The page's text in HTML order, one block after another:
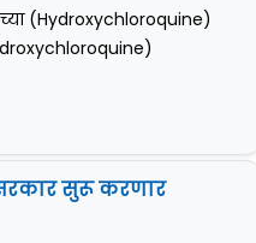
(Hydroxychloroquine)
सरकार सुरू करणार